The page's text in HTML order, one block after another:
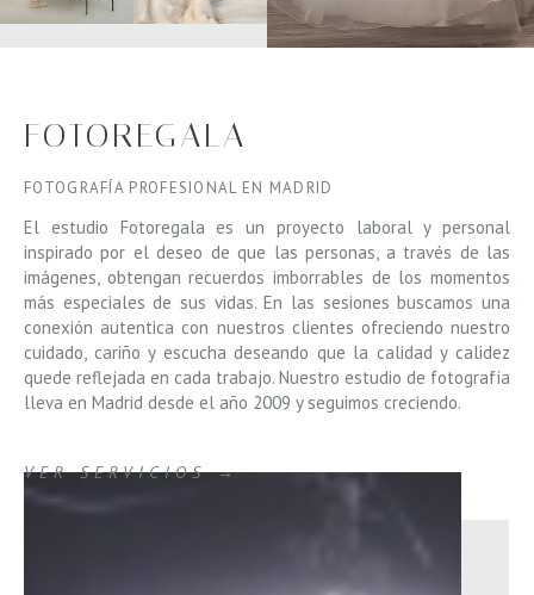
FOTOREGALA
FOTOGRAFÍA PROFESIONAL EN MADRID
El estudio Fotoregala es un proyecto laboral y personal
inspirado por el deseo de que las personas, a través de las
imágenes, obtengan recuerdos imborrables de los momentos
más especiales de sus vidas. En las sesiones buscamos una
conexión autentica con nuestros clientes ofreciendo nuestro
cuidado, cariño y escucha deseando que la calidad y calidez
quede reflejada en cada trabajo. Nuestro estudio de fotografía
lleva en Madrid desde el año 2009 y seguimos creciendo.
VER SERVICIOS →